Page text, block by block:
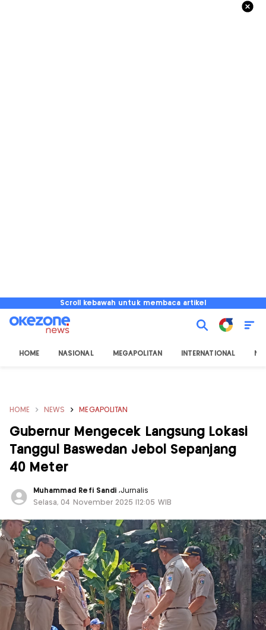
Scroll kebawah untuk membaca artikel
HOME NASIONAL MEGAPOLITAN INTERNATIONAL
HOME NEWS MEGAPOLITAN
Gubernur Mengecek Langsung Lokasi
Tanggul Baswedan Jebol Sepanjang
40 Meter
Muhammad Refi Sandi ,Jurnalis
Selasa, 04 November 2025 |12:05 WIB